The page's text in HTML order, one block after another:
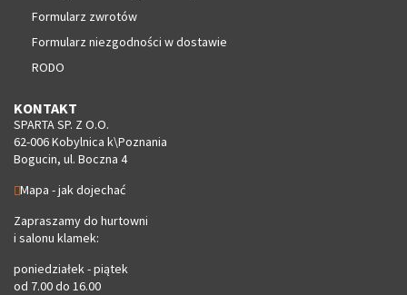
Formularz zwrotów
Formularz niezgodności w dostawie
RODO
KONTAKT
SPARTA SP. Z O.O.
62-006 Kobylnica k\Poznania
Bogucin, ul. Boczna 4
Mapa - jak dojechać
Zapraszamy do hurtowni
i salonu klamek:
poniedziałek - piątek
od 7.00 do 16.00